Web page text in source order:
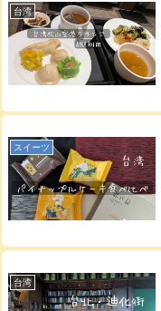
台湾
スイーツ
台湾